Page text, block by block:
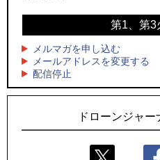
ドローンとナイトバブルが
スタ2026」10/3、4開催
レーシングカーの製造技術
量産構想を公開
サザンビーチちがさき花火
キリンビールがライブ中継
飛んだドローン、飛ばなかっ
第1、第3
メルマガを申し込む
メールアドレスを変更する
配信停止
ドローンジャ